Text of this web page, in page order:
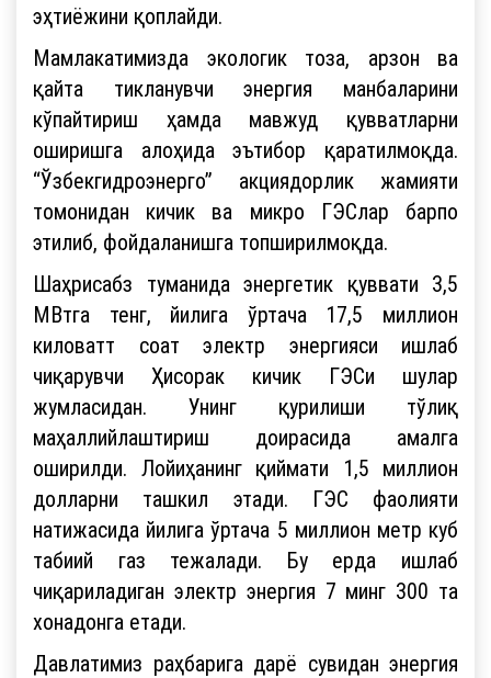
эҳтиёжини қоплайди.
Мамлакатимизда экологик тоза, арзон ва
қайта тикланувчи энергия манбаларини
кўпайтириш ҳамда мавжуд қувватларни
оширишга алоҳида эътибор қаратилмоқда.
“Ўзбекгидроэнерго” акциядорлик жамияти
томонидан кичик ва микро ГЭСлар барпо
этилиб, фойдаланишга топширилмоқда.
Шаҳрисабз туманида энергетик қуввати 3,5
МВтга тенг, йилига ўртача 17,5 миллион
киловатт соат электр энергияси ишлаб
чиқарувчи Ҳисорак кичик ГЭСи шулар
жумласидан. Унинг қурилиши тўлиқ
маҳаллийлаштириш доирасида амалга
оширилди. Лойиҳанинг қиймати 1,5 миллион
долларни ташкил этади. ГЭС фаолияти
натижасида йилига ўртача 5 миллион метр куб
табиий газ тежалади. Бу ерда ишлаб
чиқариладиган электр энергия 7 минг 300 та
хонадонга етади.
Давлатимиз раҳбарига дарё сувидан энергия